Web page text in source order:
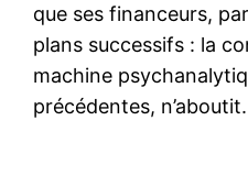
que ses financeurs,
plans successifs : la
machine
précédentes, n’aboutit.